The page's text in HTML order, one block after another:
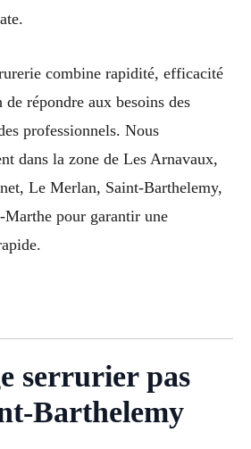
combine rapidité, efficacité
répondre aux besoins des
professionnels. Nous
dans la zone de Les Arnavaux,
Le Merlan, Saint-Barthelemy,
Marthe pour garantir une
serrurier pas
Barthelemy